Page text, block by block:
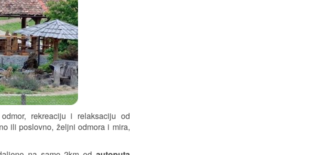
rekreaciju i relaksaciju od
ili poslovno, željni odmora i mira,